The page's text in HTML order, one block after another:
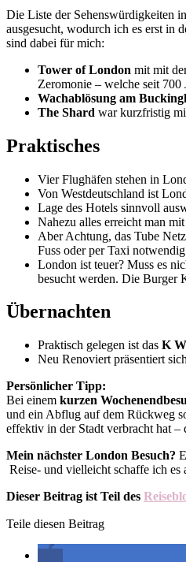
Die Liste der Sehenswürdigkeiten
ausgesucht, wodurch ich es erst in
sind dabei für mich:
Tower of London mit mit
Zeromonie – welche seit 700
Wachablösung am
The Shard war kurzfristig
Praktisches
Vier Flughäfen stehen in
Von Westdeutschland ist
Lage des Hotels sinnvoll
Nahezu alles erreicht man
Aber Achtung, das Tube
Fuss oder per Taxi notwendig
London ist teuer? Muss es
besucht werden. Die Burger
Übernachten
Praktisch gelegen ist das K
Neu Renoviert präsentiert
Persönlicher Tipp:
Bei einem kurzen
und ein Abflug auf dem Rückweg
effektiv in der Stadt verbracht hat
Mein nächster London Besuch?
Reise- und vielleicht schaffe ich es
Dieser Beitrag ist Teil des
Teile diesen Beitrag